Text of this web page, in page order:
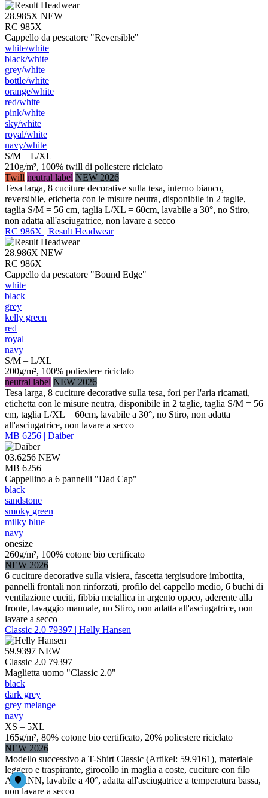
28.985X NEW
RC 985X
Cappello da pescatore "Reversible"
white/​white
black/​white
grey/​white
bottle/​white
orange/​white
red/​white
pink/​white
sky/​white
royal/​white
navy/​white
S/M – L/XL
210g/m², 100% twill di poliestere riciclato
Twill neutral label NEW 2026
Tesa larga, 8 cuciture decorative sulla tesa, interno bianco,
reversibile, etichetta con le misure neutra, disponibile in 2 taglie,
taglia S/M = 56 cm, taglia L/XL = 60cm, lavabile a 30°, no Stiro,
non adatta all'asciugatrice, non lavare a secco
RC 986X | Result Headwear
28.986X NEW
RC 986X
Cappello da pescatore "Bound Edge"
white
black
grey
kelly green
red
royal
navy
S/M – L/XL
200g/m², 100% poliestere riciclato
neutral label NEW 2026
Tesa larga, 8 cuciture decorative sulla tesa, fori per l'aria ricamati,
etichetta con le misure neutra, disponibile in 2 taglie, taglia S/M = 56
cm, taglia L/XL = 60cm, lavabile a 30°, no Stiro, non adatta
all'asciugatrice, non lavare a secco
MB 6256 | Daiber
03.6256 NEW
MB 6256
Cappellino a 6 pannelli "Dad Cap"
black
sandstone
smoky green
milky blue
navy
onesize
260g/m², 100% cotone bio certificato
NEW 2026
6 cuciture decorative sulla visiera, fascetta tergisudore imbottita,
pannelli frontali non rinforzati, profilo del cappello medio, 6 buchi di
ventilazione cuciti, fibbia metallica in argento opaco, aderente alla
fronte, lavaggio manuale, no Stiro, non adatta all'asciugatrice, non
lavare a secco
Classic 2.0 79397 | Helly Hansen
59.9397 NEW
Classic 2.0 79397
Maglietta uomo "Classic 2.0"
black
dark grey
grey melange
navy
XS – 5XL
165g/m², 80% cotone bio certificato, 20% poliestere riciclato
NEW 2026
Modello successivo a T-Shirt Classic (Artikel: 59.9161), materiale
leggero e traspirante, girocollo in maglia a coste, cuciture con filo
AMANN, lavabile a 40°, adatta all'asciugatrice a temperatura bassa,
non lavare a secco